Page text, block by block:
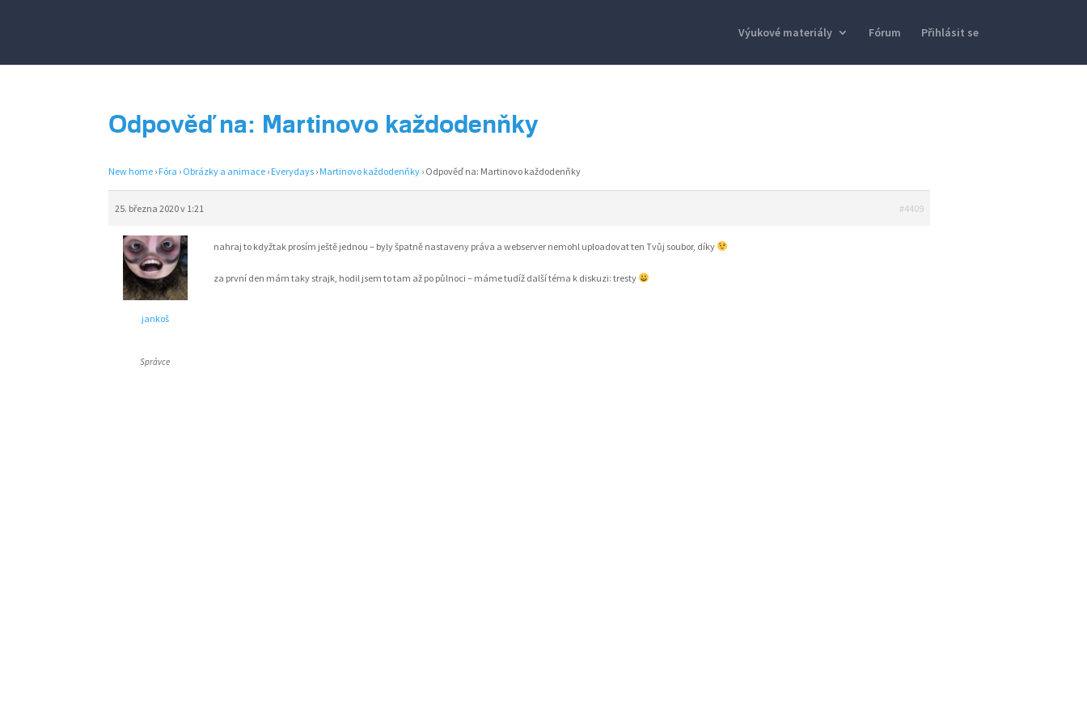
Výukové materiály Fórum Přihlásit se
Odpověď na: Martinovo každodenňky
New home › Fóra › Obrázky a animace › Everydays › Martinovo každodenňky › Odpověď na: Martinovo každodenňky
25. března 2020 v 1:21 #4409
jankoš
Správce
nahraj to kdyžtak prosím ještě jednou – byly špatně nastaveny práva a webserver nemohl uploadovat ten Tvůj soubor, díky
za první den mám taky strajk, hodil jsem to tam až po půlnoci – máme tudíž další téma k diskuzi: tresty